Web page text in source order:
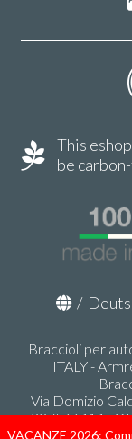
VACANZE 2026:
This
be
/
Braccioli per
ITALY -
Via Domizio
337566414 -
LUNEDI' -